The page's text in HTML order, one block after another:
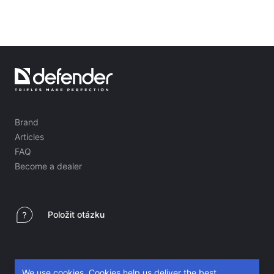
Masážní přístroje
Brand
Articles
FAQ
Become a dealer
Položit otázku